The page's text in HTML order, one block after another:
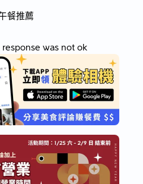
餐推薦
was not ok